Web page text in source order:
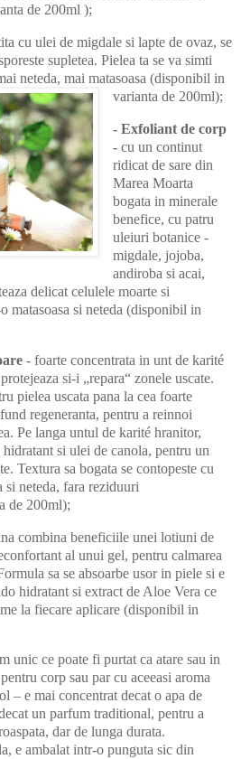
de 200ml );
cu ulei de migdale si lapte de ovaz, se
supletea. Pielea ta se va simti
neteda, mai matasoasa (disponibil in
varianta de 200ml);
-Exfoliant de corp
-cu un continut
ridicat de sare din
Marea Moarta
bogata in minerale
benefice, cu patru
uleiuri botanice -
migdale, jojoba,
andiroba si acai,
delicat celulele moarte si
matasoasa si neteda (disponibil in
- foarte concentrata in unt de karité
si-i „repara“ zonele uscate.
pielea uscata pana la cea foarte
regeneranta, pentru a reinnoi
Pe langa untul de karité hranitor,
si ulei de canola, pentru un
Textura sa bogata se contopeste cu
si neteda, fara reziduuri
de 200ml);
combina beneficiile unei lotiuni de
al unui gel, pentru calmarea
sa se absoarbe usor in piele si e
hidratant si extract de Aloe Vera ce
la fiecare aplicare (disponibil in
unic ce poate fi purtat ca atare sau in
corp sau par cu aceeasi aroma
– e mai concentrat decat o apa de
un parfum traditional, pentru a
dar de lunga durata.
e ambalat intr-o punguta sic din